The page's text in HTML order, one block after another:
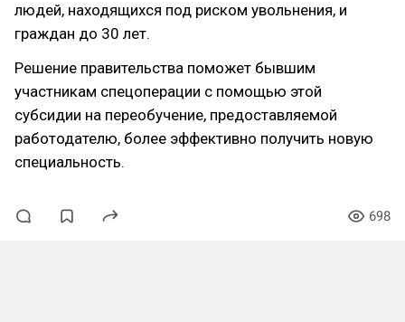
людей, находящихся под риском увольнения, и
граждан до 30 лет.
Решение правительства поможет бывшим
участникам спецоперации с помощью этой
субсидии на переобучение, предоставляемой
работодателю, более эффективно получить новую
специальность.
698